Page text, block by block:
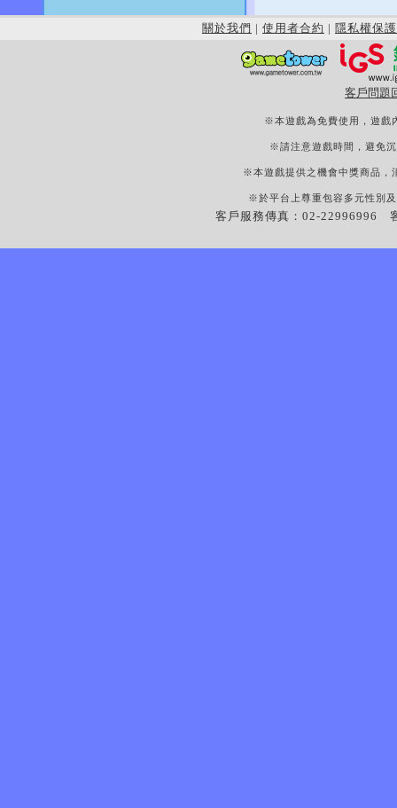
關於我們 | 使用者合約 | 隱私權保護
客戶問題
※本遊戲為免費使用，遊戲
※請注意遊戲時間，避免
※本遊戲提供之機會中獎商品，
※於平台上尊重包容多元性別
客戶服務傳真：02-22996996